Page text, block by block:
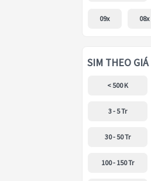
09x 08x
SIM THEO GIÁ
< 500 K
3 - 5 Tr
30 - 50 Tr
100 - 150 Tr